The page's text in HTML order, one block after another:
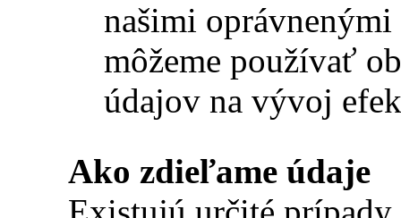
našimi
môžeme používať
údajov na vývoj
Ako zdieľame údaje